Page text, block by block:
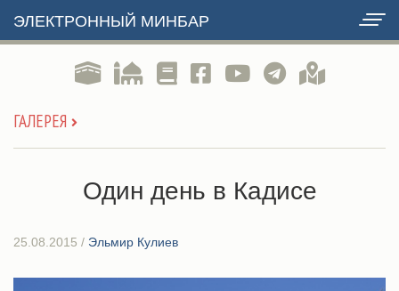
ЭЛЕКТРОННЫЙ МИНБАР
ГАЛЕРЕЯ
Один день в Кадисе
25.08.2015 / Эльмир Кулиев